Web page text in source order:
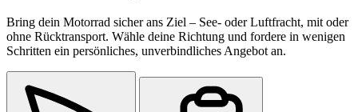
Bring dein Motorrad sicher ans Ziel – See- oder Luftfracht, mit oder
ohne Rücktransport. Wähle deine Richtung und fordere in wenigen
Schritten ein persönliches, unverbindliches Angebot an.